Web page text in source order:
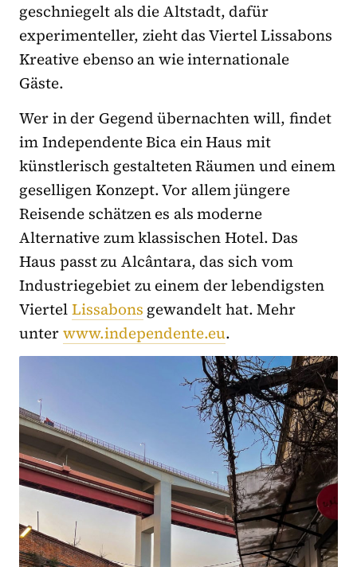
geschniegelt als die Altstadt, dafür
experimenteller, zieht das Viertel Lissabons
Kreative ebenso an wie internationale
Gäste.
Wer in der Gegend übernachten will, findet
im Independente Bica ein Haus mit
künstlerisch gestalteten Räumen und einem
geselligen Konzept. Vor allem jüngere
Reisende schätzen es als moderne
Alternative zum klassischen Hotel. Das
Haus passt zu Alcântara, das sich vom
Industriegebiet zu einem der lebendigsten
ViertelLissabons gewandelt hat. Mehr
unterwww.independente.eu.